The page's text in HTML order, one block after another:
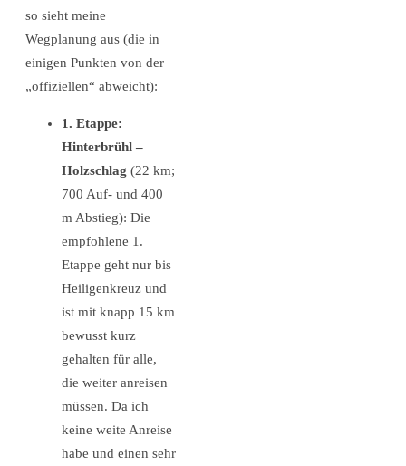
so sieht meine
Wegplanung aus (die in
einigen Punkten von der
„offiziellen“ abweicht):
1. Etappe:
Hinterbrühl –
Holzschlag (22 km;
700 Auf- und 400
m Abstieg): Die
empfohlene 1.
Etappe geht nur bis
Heiligenkreuz und
ist mit knapp 15 km
bewusst kurz
gehalten für alle,
die weiter anreisen
müssen. Da ich
keine weite Anreise
habe und einen sehr